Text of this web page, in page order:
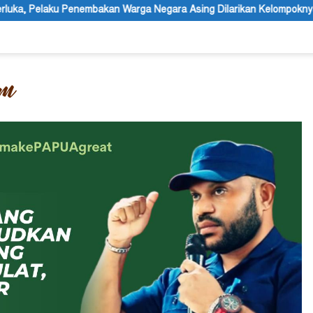
Negara Asing Dilarikan Kelompoknya ke Dalam Hutan